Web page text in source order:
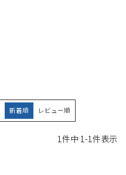
新着順 レビュー順
1件中 1-1件表示